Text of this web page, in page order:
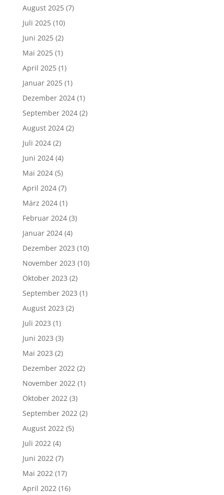
August 2025(7)
Juli 2025(10)
Juni 2025(2)
Mai 2025(1)
April 2025(1)
Januar 2025(1)
Dezember 2024(1)
September 2024(2)
August 2024(2)
Juli 2024(2)
Juni 2024(4)
Mai 2024(5)
April 2024(7)
März 2024(1)
Februar 2024(3)
Januar 2024(4)
Dezember 2023 (10)
November 2023 (10)
Oktober 2023 (2)
September 2023 (1)
August 2023 (2)
Juli 2023 (1)
Juni 2023 (3)
Mai 2023 (2)
Dezember 2022(2)
November 2022(1)
Oktober 2022(3)
September 2022(2)
August 2022(5)
Juli 2022(4)
Juni 2022(7)
Mai 2022(17)
April 2022(16)